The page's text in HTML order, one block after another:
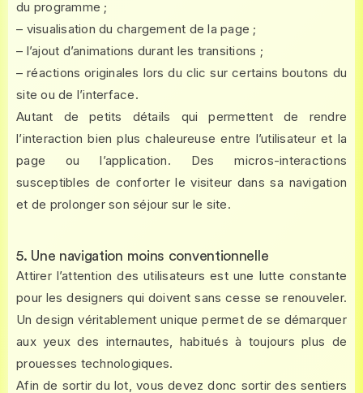
du programme ;
– visualisation du chargement de la page ;
– l’ajout d’animations durant les transitions ;
– réactions originales lors du clic sur certains boutons du
site ou de l’interface.
Autant de petits détails qui permettent de rendre
l’interaction bien plus chaleureuse entre l’utilisateur et la
page ou l’application. Des micros-interactions
susceptibles de conforter le visiteur dans sa navigation
et de prolonger son séjour sur le site.
5. Une navigation moins conventionnelle
Attirer l’attention des utilisateurs est une lutte constante
pour les designers qui doivent sans cesse se renouveler.
Un design véritablement unique permet de se démarquer
aux yeux des internautes, habitués à toujours plus de
prouesses technologiques.
Afin de sortir du lot, vous devez donc sortir des sentiers